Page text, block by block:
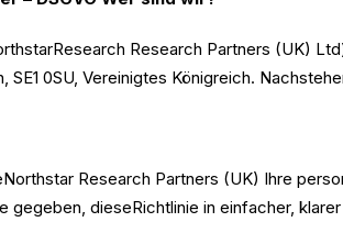
Research Partners (UK)
SE1 0SU, Vereinigtes Königreich.
Research Partners (UK) Ihre
gegeben, dieseRichtlinie in einfacher,